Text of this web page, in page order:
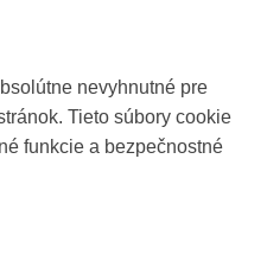
nevyhnutné pre
Tieto súbory cookie
funkcie a bezpečnostné